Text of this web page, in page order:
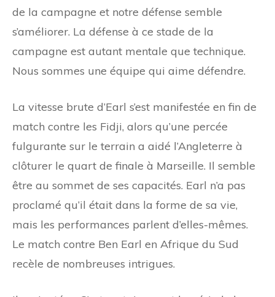
de la campagne et notre défense semble
s’améliorer. La défense à ce stade de la
campagne est autant mentale que technique.
Nous sommes une équipe qui aime défendre.
La vitesse brute d’Earl s’est manifestée en fin de
match contre les Fidji, alors qu’une percée
fulgurante sur le terrain a aidé l’Angleterre à
clôturer le quart de finale à Marseille. Il semble
être au sommet de ses capacités. Earl n’a pas
proclamé qu’il était dans la forme de sa vie,
mais les performances parlent d’elles-mêmes.
Le match contre Ben Earl en Afrique du Sud
recèle de nombreuses intrigues.